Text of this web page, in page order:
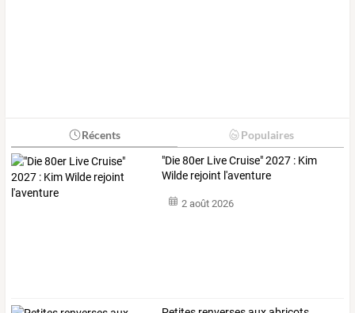
Récents Populaires
"Die 80er Live Cruise" 2027 : Kim
Wilde rejoint l'aventure
2 août 2026